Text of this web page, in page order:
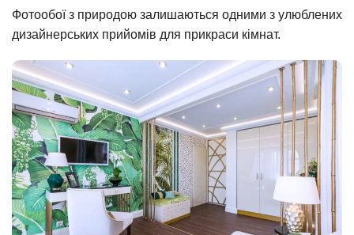
Фотообої з природою залишаються одними з улюблених
дизайнерських прийомів для прикраси кімнат.